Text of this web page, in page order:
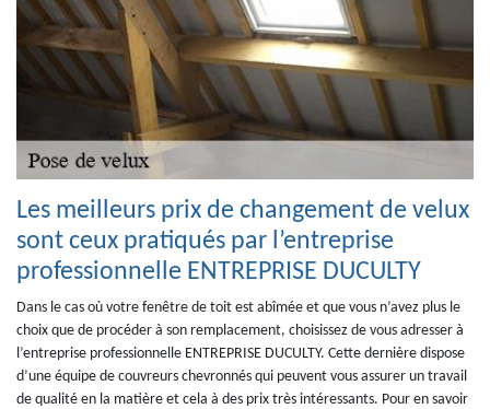
Les meilleurs prix de changement de velux
sont ceux pratiqués par l’entreprise
professionnelle ENTREPRISE DUCULTY
Dans le cas où votre fenêtre de toit est abîmée et que vous n’avez plus le
choix que de procéder à son remplacement, choisissez de vous adresser à
l’entreprise professionnelle ENTREPRISE DUCULTY. Cette dernière dispose
d’une équipe de couvreurs chevronnés qui peuvent vous assurer un travail
de qualité en la matière et cela à des prix très intéressants. Pour en savoir